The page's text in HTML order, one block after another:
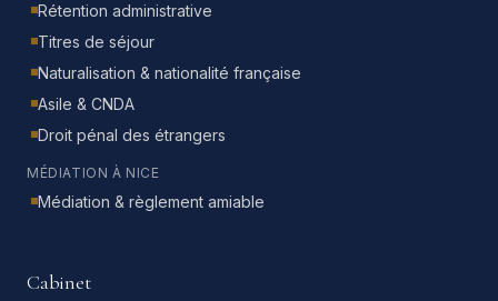
Rétention administrative
Titres de séjour
Naturalisation & nationalité française
Asile & CNDA
Droit pénal des étrangers
MÉDIATION À NICE
Médiation & règlement amiable
Cabinet